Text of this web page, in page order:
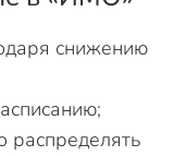
снижению
распределять